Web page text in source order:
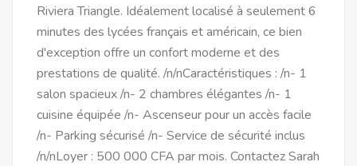
Riviera Triangle. Idéalement localisé à seulement 6
minutes des lycées français et américain, ce bien
d'exception offre un confort moderne et des
prestations de qualité. /n/nCaractéristiques : /n- 1
salon spacieux /n- 2 chambres élégantes /n- 1
cuisine équipée /n- Ascenseur pour un accès facile
/n- Parking sécurisé /n- Service de sécurité inclus
/n/nLoyer : 500 000 CFA par mois. Contactez Sarah